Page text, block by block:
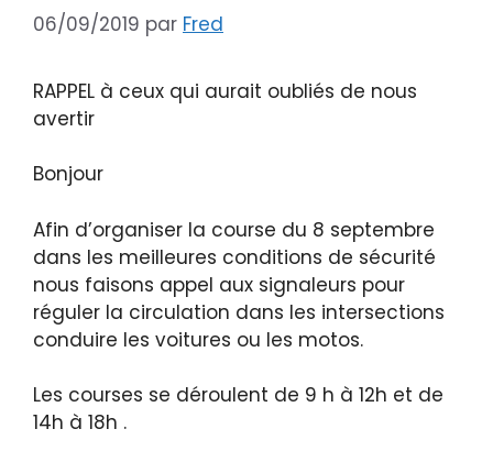
06/09/2019 par Fred
RAPPEL à ceux qui aurait oubliés de nous
avertir
Bonjour
Afin d’organiser la course du 8 septembre
dans les meilleures conditions de sécurité
nous faisons appel aux signaleurs pour
réguler la circulation dans les intersections
conduire les voitures ou les motos.
Les courses se déroulent de 9 h à 12h et de
14h à 18h .